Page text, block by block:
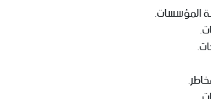
المؤسسات.